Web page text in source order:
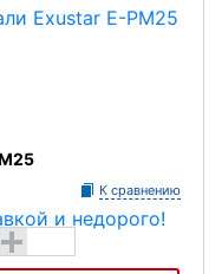
К сравнению
+